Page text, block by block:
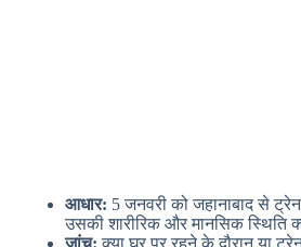
आधार: 5 जनवरी को जहानाबाद से
उसकी शारीरिक और मानसिक स्थिति
जांच: क्या घर पर रहने के दौरान या